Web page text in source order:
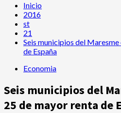
Inicio
2016
st
21
Seis municipios del
de España
Economia
Seis municipios del
25 de mayor renta de